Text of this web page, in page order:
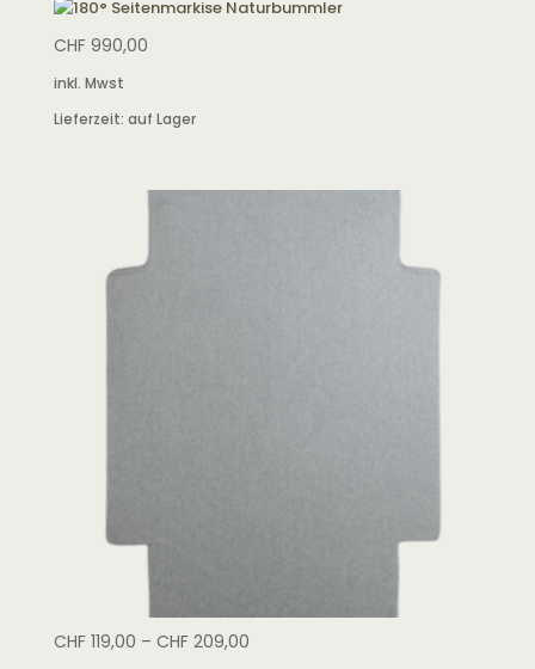
CHF990,00
inkl. Mwst
Lieferzeit: auf Lager
CHF119,00 – CHF209,00